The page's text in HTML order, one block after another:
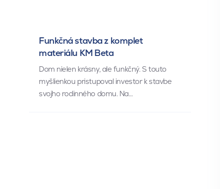
Funkčná stavba z komplet
materiálu KM Beta
Dom nielen krásny, ale funkčný. S touto
myšlienkou pristupoval investor k stavbe
svojho rodinného domu. Na…